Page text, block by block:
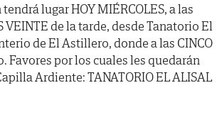
lugar HOY MIÉRCOLES, a las
VEINTE de la tarde, desde Tanatorio El
de El Astillero, donde a las CINCO
Favores por los cuales les quedarán
Ardiente: TANATORIO EL ALISAL